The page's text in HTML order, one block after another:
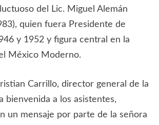
del Lic. Miguel Alemán
quien fuera Presidente de
y 1952 y figura central en la
México Moderno.
Carrillo, director general de la
bienvenida a los asistentes,
un mensaje por parte de la señora